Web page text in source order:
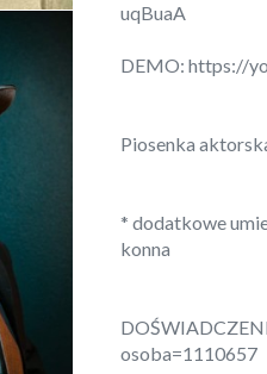
uqBuaA
DEMO: https://
Piosenka
* dodatkowe
konna
osoba=1110657